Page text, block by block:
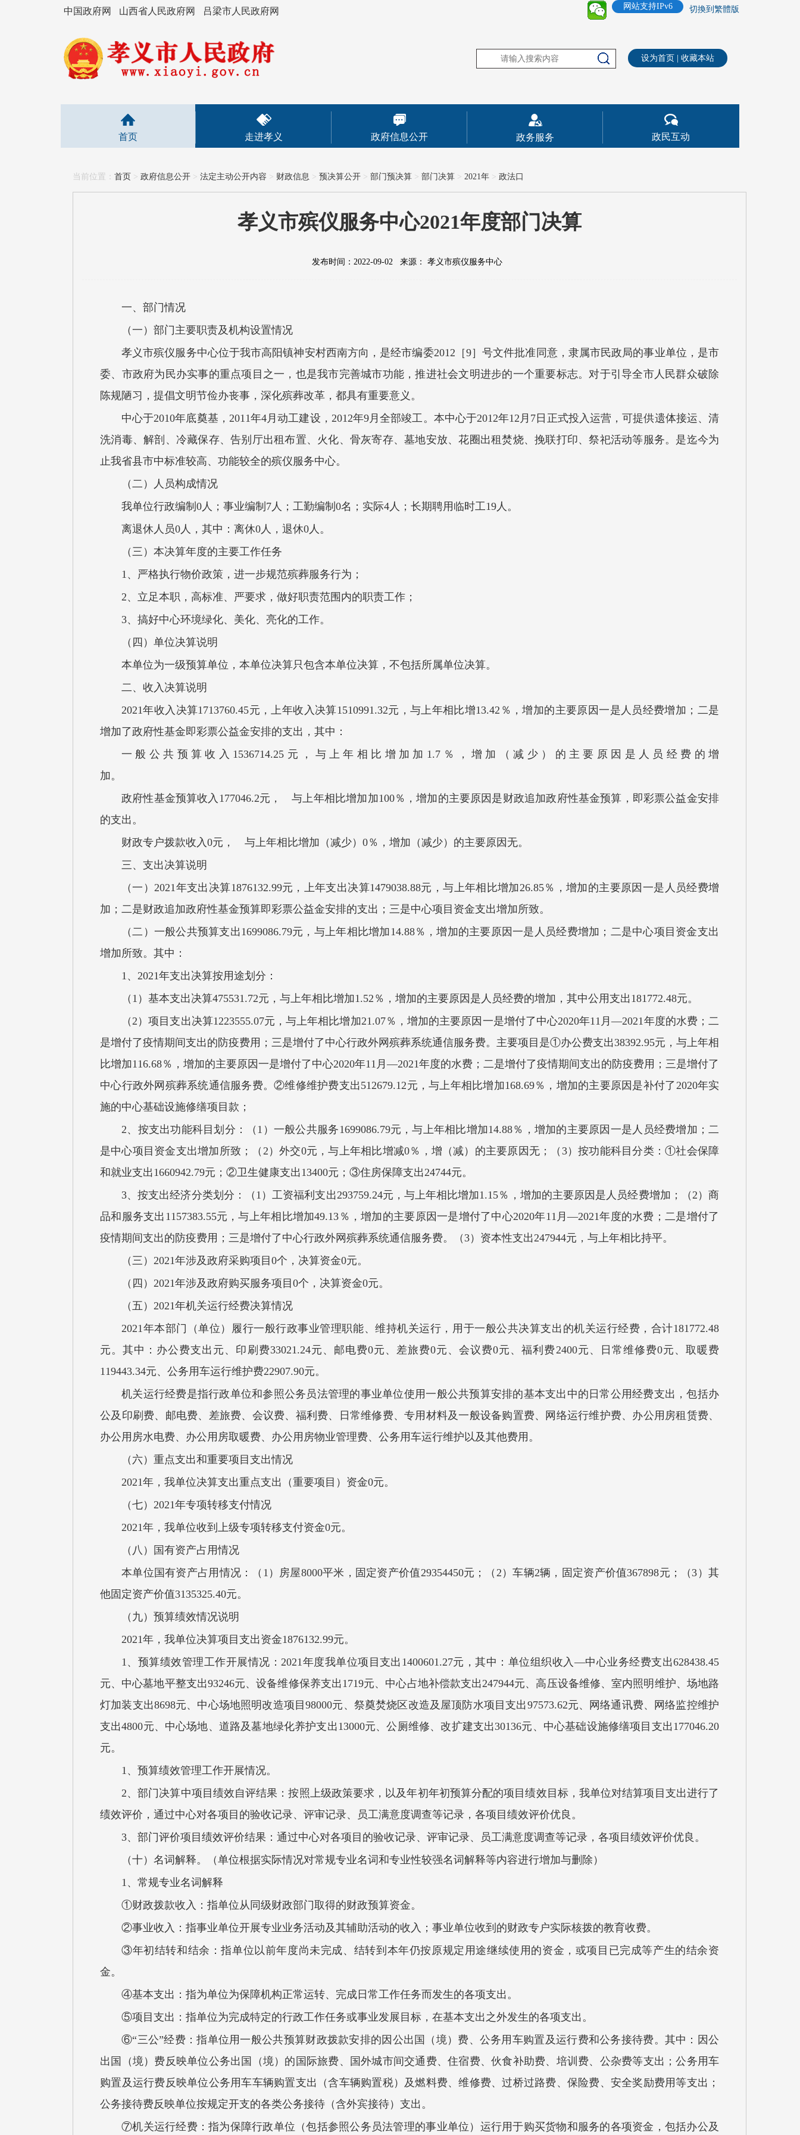
中国政府网 山西省人民政府网 吕梁市人民政府网 切換到繁體版
网站支持IPv6
设为首页 收藏本站
首页 走进孝义 政府信息公开 政务服务 政民互动
当前位置： 首页 > 政府信息公开 > 法定主动公开内容 > 财政信息 > 预决算公开 > 部门预决算 > 部门决算 > 2021年 > 政法口
孝义市殡仪服务中心2021年度部门决算
发布时间：2022-09-02 来源： 孝义市殡仪服务中心
一、部门情况
（一）部门 主要职责及机构设置情况
孝义市殡仪服务中心位于我市高阳镇神安村西南方向，是经市编委2012［9］号文件批准同意，隶属市民政局的事业单位，是市
委、市政府为民办实事的重点项目之一，也是我市完善城市功能，推进社会文明进步的一个重要标志。对于引导全市人民群众破除
陈规陋习，提倡文明节俭办丧事，深化殡葬改革，都具有重要意义。
中心于2010年底奠基，2011年4月动工建设，2012年9月全部竣工。本中心于2012年12月7日正式投入运营，可提供遗体接运、清
洗消毒、解剖、冷藏保存、告别厅出租布置、火化、骨灰寄存、墓地安放、花圈出租焚烧、挽联打印、祭祀活动等服务。是迄今为
止我省县市中标准较高、功能较全的殡仪服务中心。
（二）人员构成情况
我单位行政编制 0人 ；事业编制 7人；工勤编制 0名；实际4人；长期聘用临时工19人。
离退休人员0人，其中：离休0人，退休0人。
（三） 本决算年度的主要工作任务
1、严格执行物价政策，进一步规范殡葬服务行为；
2、立足本职，高标准、严要求，做好职责范围内的职责工作；
3、搞好中心环境绿化、美化、亮化的工作。
（四）单位决算说明
本单位为一级预算单位，本单位决算只包含本单位决算，不包括所属单位决算。
二、收入 决算说明
2021年收入决算1713760.45元，上年收入决算1510991.32元，与上年相比增13.42％，增加的主要原因一是人员经费增加；二是
增加了政府性基金即彩票公益金安排的支出，其中：
一般公共预算收入 1536714.25元，与上年相比增加加1.7％，增加（减少）的主要原因是人员经费的增
加。
政府性基金预算收入 177046.2元， 与上年相比增加加100％，增加的主要原因是财政追加政府性基金预算，即彩票公益金安排
的支出。
财政专户拨款收入0元， 与上年相比增加（减少）0％，增加（减少）的主要原因无。
三、支出决算说明
（一）2021年支出决算1876132.99元， 上年支出决算1479038.88元，与上年相比增加26.85％，增加 的主要原因 一是人员经费增
加；二是财政追加政府性基金预算即彩票公益金安排的支出；三是中心项目资金支出增加所致。
（二） 一般公共预算支出1699086.79元，与上年相比增加14.88％，增加的主要原因一是人员经费增加；二是中心项目资金支出
增加所致。 其中：
1、2021年支出决算按用途划分：
（1） 基本支出决算475531.72元， 与上年相比增加1.52 ％ ， 增加的主要原因是 人员经费的增加 ， 其中公用支出181772.48元。
（2）项目支出决算1223555.07元 ，与上年相比增加21.07％ ， 增加的主要原因 一是增付了中心2020年11月—2021年度的水费；二
是增付了疫情期间支出的防疫费用；三是增付了中心行政外网殡葬系统通信服务费。 主要项目是①办公费支出38392.95元，与上年相
比增加116.68％，增加的主要原因一是增付了中心2020年11月—2021年度的水费；二是增付了疫情期间支出的防疫费用；三是增付了
中心行政外网殡葬系统通信服务费。②维修维护费支出512679.12元，与上年相比增加168.69％，增加的主要原因是补付了2020年实
施的中心基础设施修缮项目款；
2、 按支出功能科目划分：（ 1）一般公共服务1699086.79元 ，与上年相比增加14.88％，增加的主要原因一是人员经费增加；二
是中心项目资金支出增加所致；
（ 2 ）外交0元 ，与上年相比增减0％ ， 增（减）的主要原因 无 ；（ 3）按功能科目分类：①社会保障
和就业支出1660942.79元； ②卫生健康支出13400元； ③住房保障支出24744元。
3、按支出经济分类划分：（ 1）工资福利支出293759.24元 ， 与上年相比增加1.15％ ， 增加的主要原因是 人员经费增加 ； （2）商
品和服务支出 1157383.55元 ，与上年相比增加49.13 ％ ，增加 的主要原因一是增付了中心2020年11月—2021年度的水费；二是增付了
疫情期间支出的防疫费用；三是增付了中心行政外网殡葬系统通信服务费。（3）资本性支出247944元，与上年相比持平。
（三 ） 2021年涉及政府采购项目 0个， 决算资金0元。
（ 四 ） 2021年涉及政府购买服务项目 0个， 决算资金0元。
（五 ） 2021年机关运行经费决算情况
2021年本部门（单位）履行一般行政事业管理职能、维持机关运行，用于一般公共决算支出 的机关运行经费，合计181772.48
元。其中：办公费支出 元、 印刷费33021.24元 、邮电费0元 、差旅费0元 、会议费0元 、福利费2400元 、日常维修费0元、取暖费
119443.34元、公务用车运行维护费22907.90元。
机关运行经费是指行政单位和参照公务员法管理的事业单位使用一般公共预算安排的基本支出中的日常公用经费支出，包括办
公及印刷费、邮电费、差旅费、会议费、福利费、日常维修费、专用材料及一般设备购置费、网络运行维护费、办公用房租赁费、
办公用房水电费、办公用房取暖费、办公用房物业管理费、公务用车运行维护以及其他费用。
（ 六）重点支出和重要项目 支出情况
2021年，我单位决算支出重点支出（重要项目）资金0元。
（七） 2021年专项转移支付情况
2021年，我单位收到上级专项转移支付资金0元。
（ 八 ）国有资产占用情况
本单位国有资产占用情况：（ 1）房屋8000平米，固定资产价值29354450元 ； （ 2）车辆2辆，固定资产价值367898元；（3）其
他固定资产价值3135325.40元。
（九） 预算绩效情况说明
2021年，我单位决算项目 支出资金1876132.99元。
1、预算绩效管理工作开展情况：2021年度我单位项目支出1400601.27元，其中： 单位组织收入 —中心业务经费支出628438.45
元、中心墓地平整支出93246元、设备维修保养支出1719元、中心占地补偿款支出247944元、高压设备维修、室内照明维护、场地路
灯加装支出8698元、中心场地照明改造项目98000元、祭奠焚烧区改造及屋顶防水项目支出97573.62元、网络通讯费、网络监控维护
支出4800元、中心场地、道路及墓地绿化养护支出13000元、公厕维修、改扩建支出30136元、中心基础设施修缮项目支出177046.20
元。
1、 预算绩效管理工作开展情况。
2、部门决算中项目绩效自评结果 ：按照上级政策要求，以及年初年初预算分配的项目绩效目标，我单位对结算项目支出进行了
绩效评价，通过中心对各项目的验收记录、评审记录、员工满意度调查等记录，各项目绩效评价优良。
3、 部门评价项目绩效评价结果 ： 通过中心对各项目的验收记录、评审记录、员工满意度调查等记录，各项目绩效评价优良。
（十） 名词解释。（单位根据实际情况对常规专业名词和专业性较强名词解释等内容进行增加与删除）
1、常规专业名词解释
①财政拨款收入：指单位从同级财政部门取得的财政预算资金。
②事业收入：指事业单位开展专业业务活动及其辅助活动的收入；事业单位收到的财政专户实际核拨的教育收费。
③年初结转和结余：指单位以前年度尚未完成、结转到本年仍按原规定用途继续使用的资金，或项目已完成等产生的结余资
金。
④基本支出：指为单位为保障机构正常运转、完成日常工作任务而发生的各项支出。
⑤项目支出：指单位为完成特定的行政工作任务或事业发展目标，在基本支出之外发生的各项支出。
⑥“三公”经费：指单位用一般公共预算财政拨款安排的因公出国（境）费、公务用车购置及运行费和公务接待费。其中：因公
出国（境）费反映单位公务出国（境）的国际旅费、国外城市间交通费、住宿费、 伙食补助费、培训费、公杂费等支出；公务用车
购置及运行费反映单位公务用车车辆购置支出（含车辆购置税） 及燃料费、维修费、过桥过路费、保险费、安全奖励费用等支出 ；
公务接待费反映单位按规定开支的各类公务接待（含外宾接待）支出。
⑦机关运行经费：指为保障行政单位（包括参照公务员法管理的事业单位）运行用于购买货物和服务的各项资金，包括办公及